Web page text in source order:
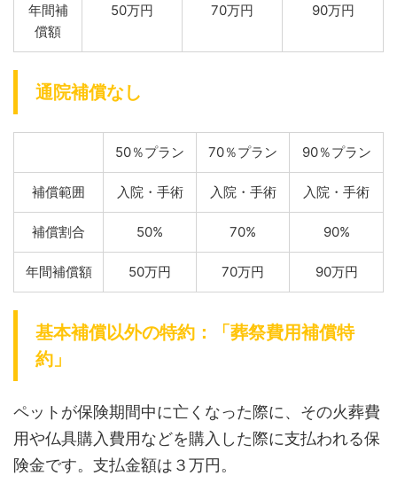
年間補
償額
50万円 70万円 90万円
通院補償なし
50％プラン 70％プラン 90％プラン
補償範囲 入院・手術 入院・手術 入院・手術
補償割合 50% 70% 90%
年間補償額 50万円 70万円 90万円
基本補償以外の特約：「葬祭費用補償特
約」
ペットが保険期間中に亡くなった際に、その火葬費
用や仏具購入費用などを購入した際に支払われる保
険金です。支払金額は３万円。